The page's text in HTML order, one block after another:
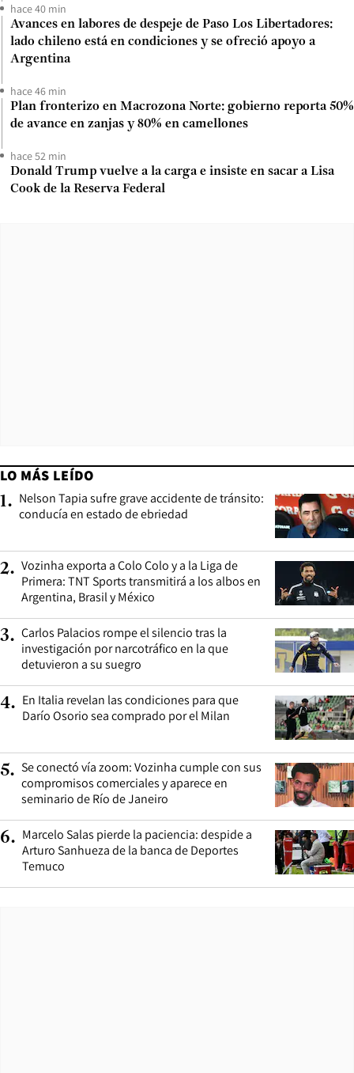
hace 40 min
Avances en labores de despeje de Paso Los Libertadores:
lado chileno está en condiciones y se ofreció apoyo a
Argentina
hace 46 min
Plan fronterizo en Macrozona Norte: gobierno reporta 50%
de avance en zanjas y 80% en camellones
hace 52 min
Donald Trump vuelve a la carga e insiste en sacar a Lisa
Cook de la Reserva Federal
LO MÁS LEÍDO
1. Nelson Tapia sufre grave accidente de tránsito:
conducía en estado de ebriedad
2. Vozinha exporta a Colo Colo y a la Liga de
Primera: TNT Sports transmitirá a los albos en
Argentina, Brasil y México
3. Carlos Palacios rompe el silencio tras la
investigación por narcotráfico en la que
detuvieron a su suegro
4. En Italia revelan las condiciones para que
Darío Osorio sea comprado por el Milan
5. Se conectó vía zoom: Vozinha cumple con sus
compromisos comerciales y aparece en
seminario de Río de Janeiro
6. Marcelo Salas pierde la paciencia: despide a
Arturo Sanhueza de la banca de Deportes
Temuco